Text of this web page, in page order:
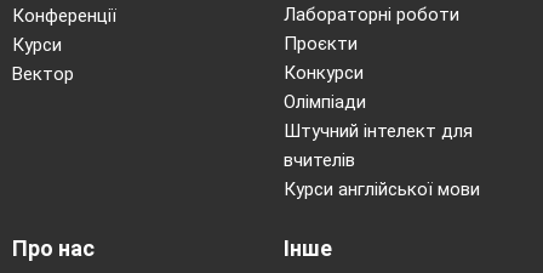
Конференції
Курси
Вектор
Лабораторні роботи
Проєкти
Конкурси
Олімпіади
Штучний інтелект для
вчителів
Курси англійської мови
Про нас Інше